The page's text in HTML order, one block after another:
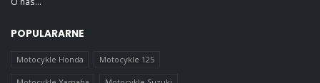
POPULARARNE
Motocykle Honda Motocykle 125